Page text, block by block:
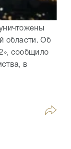
области. Об
сообщило
в